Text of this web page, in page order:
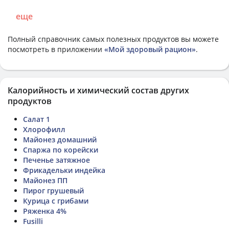
еще
Полный справочник самых полезных продуктов вы можете
посмотреть в приложении «Мой здоровый рацион».
Калорийность и химический состав других
продуктов
Салат 1
Хлорофилл
Майонез домашний
Спаржа по корейски
Печенье затяжное
Фрикадельки индейка
Майонез ПП
Пирог грушевый
Курица с грибами
Ряженка 4%
Fusilli